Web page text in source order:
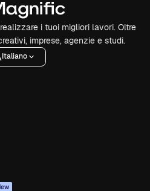
i tuoi migliori lavori. Oltre
imprese, agenzie e studi.
Italiano